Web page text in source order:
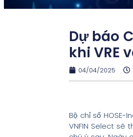
Dự báo
khi VRE
04/04/2025
Bộ chỉ số HOSE-
VNFIN Select sẽ